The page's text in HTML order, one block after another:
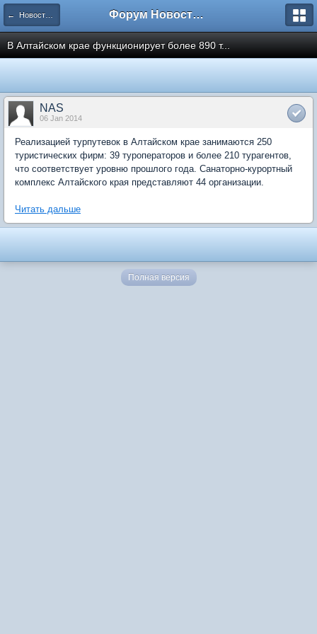
← Новости рынка недвижимости Форум Новостройки
В Алтайском крае функционирует более 890 т...
NAS
06 Jan 2014
Реализацией турпутевок в Алтайском крае занимаются 250
туристических фирм: 39 туроператоров и более 210 турагентов,
что соответствует уровню прошлого года. Санаторно-курортный
комплекс Алтайского края представляют 44 организации.
Читать дальше
Полная версия